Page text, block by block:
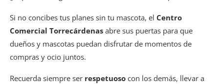
Si no concibes tus planes sin tu mascota, el Centro
Comercial Torrecárdenas abre sus puertas para que
dueños y mascotas puedan disfrutar de momentos de
compras y ocio juntos.
Recuerda siempre ser respetuoso con los demás, llevar a